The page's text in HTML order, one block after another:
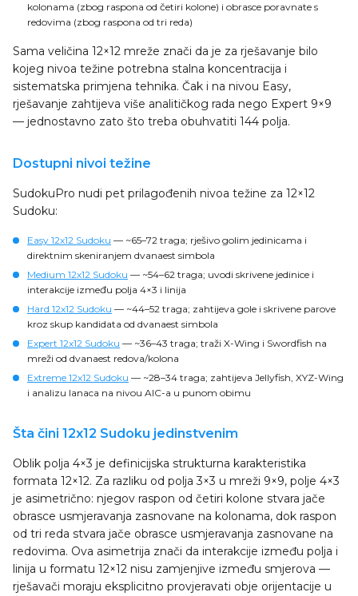
kolonama (zbog raspona od četiri kolone) i obrasce poravnate s
redovima (zbog raspona od tri reda)
Sama veličina 12×12 mreže znači da je za rješavanje bilo
kojeg nivoa težine potrebna stalna koncentracija i
sistematska primjena tehnika. Čak i na nivou Easy,
rješavanje zahtijeva više analitičkog rada nego Expert 9×9
— jednostavno zato što treba obuhvatiti 144 polja.
Dostupni nivoi težine
SudokuPro nudi pet prilagođenih nivoa težine za 12×12
Sudoku:
Easy 12x12 Sudoku — ~65–72 traga; rješivo golim jedinicama i
direktnim skeniranjem dvanaest simbola
Medium 12x12 Sudoku — ~54–62 traga; uvodi skrivene jedinice i
interakcije između polja 4×3 i linija
Hard 12x12 Sudoku — ~44–52 traga; zahtijeva gole i skrivene parove
kroz skup kandidata od dvanaest simbola
Expert 12x12 Sudoku — ~36–43 traga; traži X-Wing i Swordfish na
mreži od dvanaest redova/kolona
Extreme 12x12 Sudoku — ~28–34 traga; zahtijeva Jellyfish, XYZ-Wing
i analizu lanaca na nivou AIC-a u punom obimu
Šta čini 12x12 Sudoku jedinstvenim
Oblik polja 4×3 je definicijska strukturna karakteristika
formata 12×12. Za razliku od polja 3×3 u mreži 9×9, polje 4×3
je asimetrično: njegov raspon od četiri kolone stvara jače
obrasce usmjeravanja zasnovane na kolonama, dok raspon
od tri reda stvara jače obrasce usmjeravanja zasnovane na
redovima. Ova asimetrija znači da interakcije između polja i
linija u formatu 12×12 nisu zamjenjive između smjerova —
rješavači moraju eksplicitno provjeravati obje orijentacije u